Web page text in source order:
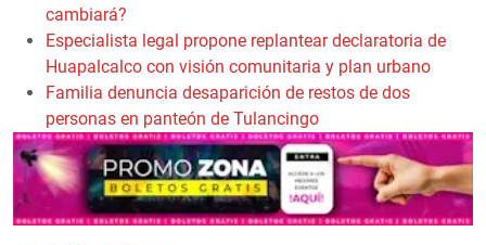
cambiará?
Especialista legal propone replantear declaratoria de
Huapalcalco con visión comunitaria y plan urbano
Familia denuncia desaparición de restos de dos
personas en panteón de Tulancingo